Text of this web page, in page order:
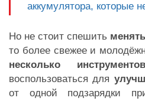
аккумулятора, которые
Но не стоит спешить
то более свежее и
несколько инструментов
воспользоваться для
от одной подзарядки